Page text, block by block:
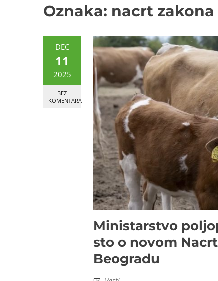
Oznaka: nacrt
DEC
11
2025
BEZ
KOMENTARA
Ministarstvo
sto o novom
Beogradu